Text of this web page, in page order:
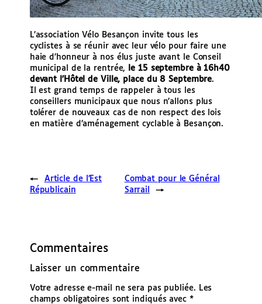
L’association Vélo Besançon invite tous les
cyclistes à se réunir avec leur vélo pour faire une
haie d’honneur à nos élus juste avant le Conseil
municipal de la rentrée,
le 15 septembre à 16h40
devant l’Hôtel de Ville, place du 8 Septembre.
Il est grand temps de rappeler à tous les
conseillers municipaux que nous n’allons plus
tolérer de nouveaux cas de non respect des lois
en matière d’aménagement cyclable à Besançon.
←
Article de l’Est
Républicain
Combat pour le Général
Sarrail
→
Commentaires
Laisser un commentaire
Votre adresse e-mail ne sera pas publiée.
Les
champs obligatoires sont indiqués avec *